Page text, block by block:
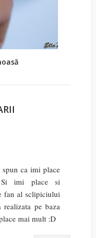
ca imi place
Si imi place si
fan al sclipiciului
pe baza
mai mult :D